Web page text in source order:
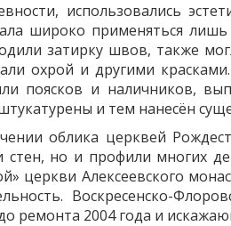
использовались
широко применяться
затирку швов, также
охрой и другими
поясков и наличников,
и тем нанесён
облика церквей
но и профили многих
церкви Алексеевского
Воскресенско-
ремонта 2004 года и